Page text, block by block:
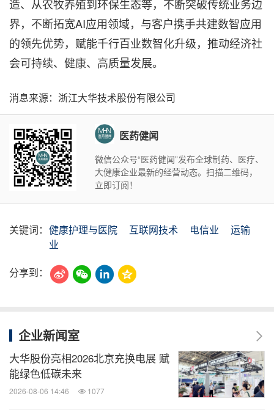
造、从农牧养殖到环保生态等，不断突破传统业务边
界，不断拓宽AI应用领域，与客户携手共建数智应用
的领先优势，赋能千行百业数智化升级，推动经济社
会可持续、健康、高质量发展。
消息来源：浙江大华技术股份有限公司
医药健闻
微信公众号“医药健闻”发布全球制药、医疗、
大健康企业最新的经营动态。扫描二维码，
立即订阅！
关键词： 健康护理与医院 互联网技术 电信业
运输
业
分享到：
企业新闻室
大华股份亮相2026北京充换电展 赋
能绿色低碳未来
2026-08-06 14:46 1077